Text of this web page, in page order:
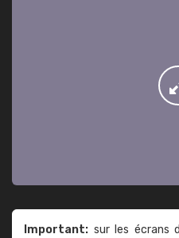
Important: sur les écrans